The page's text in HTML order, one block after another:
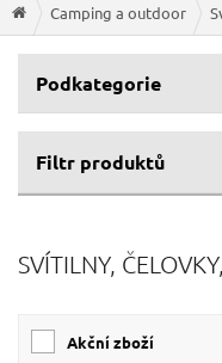
Camping a outdoor
Podkategorie
Filtr produktů
Výrobce
SIXTOL(13)
SVÍTILNY,
Akční zboží